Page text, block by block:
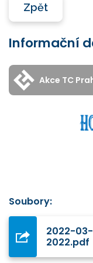
Zpět
Informační
Akce TC
Soubory:
2022-03-
2022.pdf